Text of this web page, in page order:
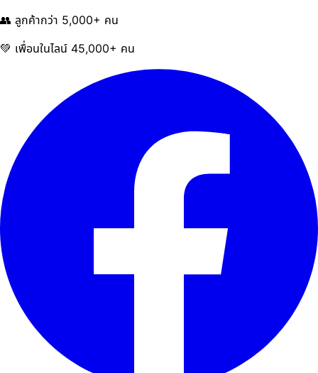
👥 ลูกค้ากว่า 5,000+ คน
💚 เพื่อนในไลน์ 45,000+ คน